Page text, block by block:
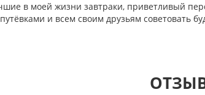
в моей жизни завтраки, приветливый
и всем своим друзьям советовать